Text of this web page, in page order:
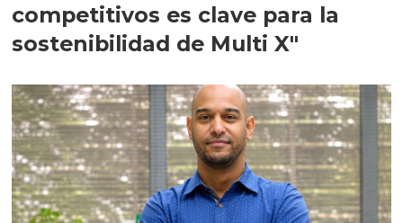
competitivos es clave para la
sostenibilidad de Multi X"